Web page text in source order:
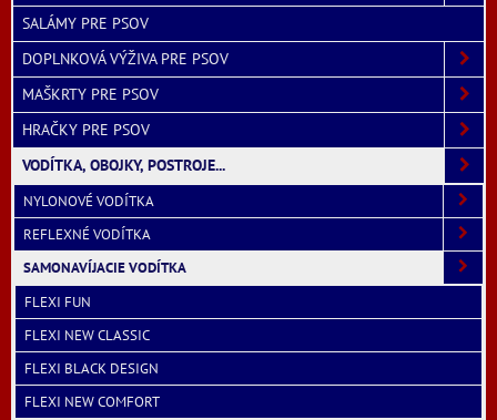
SALÁMY PRE PSOV
DOPLNKOVÁ VÝŽIVA PRE PSOV
MAŠKRTY PRE PSOV
HRAČKY PRE PSOV
VODÍTKA, OBOJKY, POSTROJE...
NYLONOVÉ VODÍTKA
REFLEXNÉ VODÍTKA
SAMONAVÍJACIE VODÍTKA
FLEXI FUN
FLEXI NEW CLASSIC
FLEXI BLACK DESIGN
FLEXI NEW COMFORT